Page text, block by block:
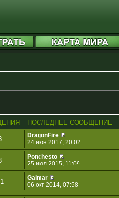
ПОСЛЕДНЕЕ СООБЩЕНИЕ
DragonFire
24 июн 2017, 20:02
Ponchesto
25 июл 2015, 11:09
Galmar
06 окт 2014, 07:58